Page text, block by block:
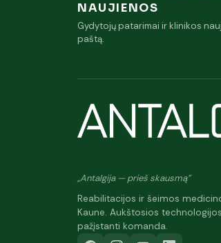
NAUJIENOS
Gydytojų patarimai ir klinikos
paštą.
„Antalgija — prieš skausmą"
Reabilitacijos ir šeimos
Kaune. Aukštosios
pažįstanti komanda.